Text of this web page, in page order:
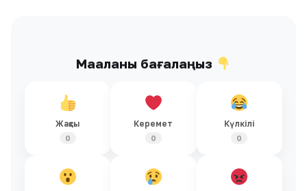
Мақаланы бағалаңыз
Жақсы
0
Керемет
0
Күлкілі
0